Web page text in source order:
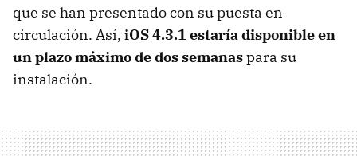
que se han presentado con su puesta en
circulación. Así, iOS 4.3.1 estaría disponible en
un plazo máximo de dos semanaspara su
instalación.